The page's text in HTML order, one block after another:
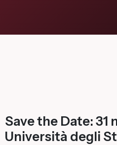
Save the Date: 31
Università degli